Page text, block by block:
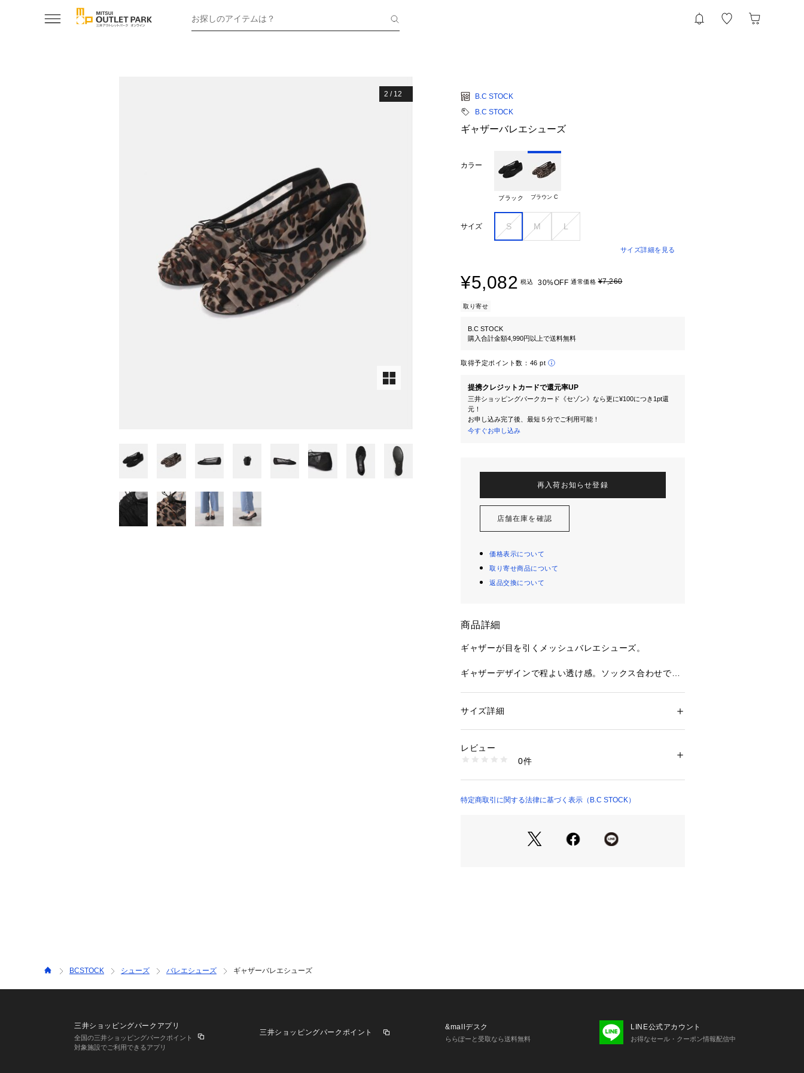
お探しのアイテムは？
2 / 12
B.C STOCK
B.C STOCK
ギャザーバレエシューズ
カラー
ブラック ブラウン C
サイズ S M L
サイズ詳細を見る
¥5,082 税込 30%OFF 通常価格¥7,260
取り寄せ
B.C STOCK
購入合計金額4,990円以上で送料無料
取得予定ポイント数： 46 pt
提携クレジットカードで還元率UP
三井ショッピングパークカード《セゾン》なら更に¥100につき1pt還
元！
お申し込み完了後、最短５分でご利用可能！
今すぐお申し込み
再入荷お知らせ登録
店舗在庫を確認
価格表示について
取り寄せ商品について
返品交換について
商品詳細
ギャザーが目を引くメッシュバレエシューズ。
ギャザーデザインで程よい透け感。ソックス合わせでも
※取り扱いについては、商品についている品質表示でご
す。 直接店舗へお問い合わせの際はB.C STOCK店舗へ
お願い致します。
境により、若干製品と画像のカラーが異なる場合もござ
性別：レディース
洗濯：縫目開き・目寄れ
※詳しい洗濯方法については、商品の品質表示タグをご覧くださ
商品番号：1099200041350 （モール）
サイズ詳細
レビュー
0件
特定商取引に関する法律に基づく表示（B.C STOCK）
BCSTOCK シューズ バレエシューズ ギャザーバレエシューズ
三井ショッピングパークアプリ
全国の三井ショッピングパークポイント
対象施設でご利用できるアプリ
三井ショッピングパークポイント
&mallデスク
ららぽーと受取なら送料無料
LINE公式アカウント
お得なセール・クーポン情報配信中